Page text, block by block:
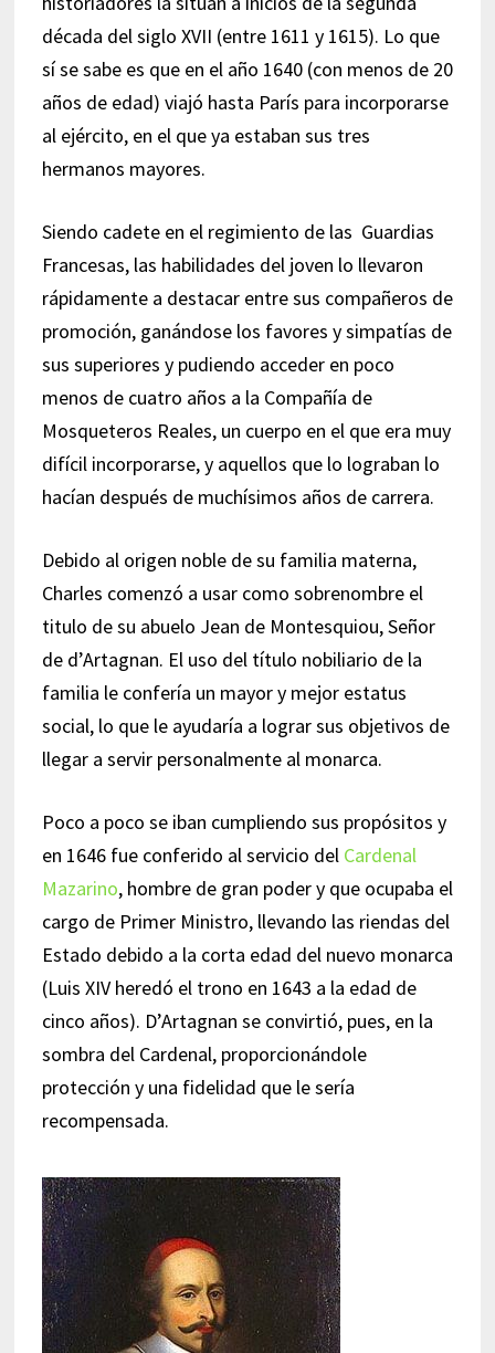
década del siglo XVII (entre 1611 y 1615). Lo que
sí se sabe es que en el año 1640 (con menos de 20
años de edad) viajó hasta París para incorporarse
al ejército, en el que ya estaban sus tres
hermanos mayores.
Siendo cadete en el regimiento de las Guardias
Francesas, las habilidades del joven lo llevaron
rápidamente a destacar entre sus compañeros de
promoción, ganándose los favores y simpatías de
sus superiores y pudiendo acceder en poco
menos de cuatro años a la Compañía de
Mosqueteros Reales, un cuerpo en el que era muy
difícil incorporarse, y aquellos que lo lograban lo
hacían después de muchísimos años de carrera.
Debido al origen noble de su familia materna,
Charles comenzó a usar como sobrenombre el
titulo de su abuelo Jean de Montesquiou, Señor
de d’Artagnan. El uso del título nobiliario de la
familia le confería un mayor y mejor estatus
social, lo que le ayudaría a lograr sus objetivos de
llegar a servir personalmente al monarca.
Poco a poco se iban cumpliendo sus propósitos y
en 1646 fue conferido al servicio del Cardenal
Mazarino, hombre de gran poder y que ocupaba el
cargo de Primer Ministro, llevando las riendas del
Estado debido a la corta edad del nuevo monarca
(Luis XIV heredó el trono en 1643 a la edad de
cinco años). D’Artagnan se convirtió, pues, en la
sombra del Cardenal, proporcionándole
protección y una fidelidad que le sería
recompensada.